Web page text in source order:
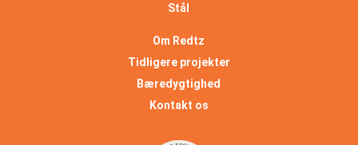
Stål
Om Redtz
Tidligere projekter
Bæredygtighed
Kontakt os